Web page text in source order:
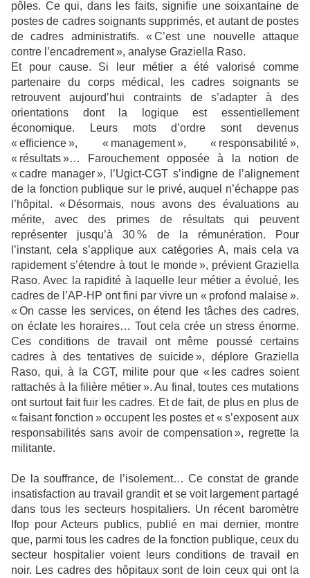
pôles. Ce qui, dans les faits, signifie une soixantaine de
postes de cadres soignants supprimés, et autant de postes
de cadres administratifs. « C’est une nouvelle attaque
contre l’encadrement », analyse Graziella Raso.
Et pour cause. Si leur métier a été valorisé comme
partenaire du corps médical, les cadres soignants se
retrou­vent aujourd’hui contraints de s’adapter à des
orientations dont la logique est essentiellement
économique. Leurs mots d’ordre sont devenus
« efficience », « management », « responsabilité »,
« résultats »… Farouchement opposée à la notion de
« cadre manager », l’Ugict-CGT s’indigne de l’alignement
de la fonction publi­que sur le privé, auquel n’échappe pas
l’hôpital. « Désormais, nous avons des évaluations au
mérite, avec des primes de résultats qui peuvent
représenter jusqu’à 30 % de la rémunération. Pour
l’instant, cela s’applique aux catégories A, mais cela va
rapidement s’étendre à tout le monde », prévient Graziella
Raso. Avec la rapidité à laquelle leur métier a évolué, les
cadres de l’AP-HP ont fini par vivre un « profond malaise ».
« On casse les services, on étend les tâches des cadres,
on éclate les horaires… Tout cela crée un stress énorme.
Ces conditions de travail ont même poussé certains
cadres à des tentatives de suicide », déplore Graziella
Raso, qui, à la CGT, milite pour que « les cadres soient
rattachés à la filière métier ». Au final, toutes ces mutations
ont surtout fait fuir les cadres. Et de fait, de plus en plus de
« faisant fonction » occupent les postes et « s’exposent aux
responsabilités sans avoir de compensation », regrette la
militante.
De la souffrance, de l’isolement… Ce constat de grande
insatisfaction au travail grandit et se voit largement partagé
dans tous les secteurs hospitaliers. Un récent baromètre
Ifop pour Acteurs publics, publié en mai dernier, montre
que, parmi tous les cadres de la fonction publique, ceux du
secteur hospitalier voient leurs conditions de travail en
noir. Les cadres des hôpitaux sont de loin ceux qui ont la